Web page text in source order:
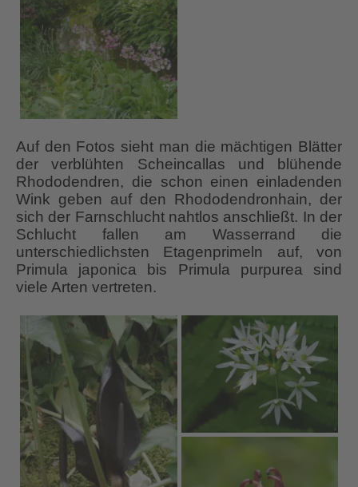
Auf den Fotos sieht man die mächtigen Blätter
der verblühten Scheincallas und blühende
Rhododendren, die schon einen einladenden
Wink geben auf den Rhododendronhain, der
sich der Farnschlucht nahtlos anschließt. In der
Schlucht fallen am Wasserrand die
unterschiedlichsten Etagenprimeln auf, von
Primula japonica bis Primula purpurea sind
viele Arten vertreten.